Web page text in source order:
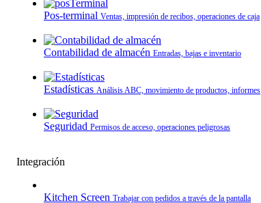
Pos-terminal Ventas, impresión de recibos, operaciones de caja
Contabilidad de almacén Entradas, bajas e inventario
Estadísticas Análisis ABC, movimiento de productos, informes
Seguridad Permisos de acceso, operaciones peligrosas
Integración
Kitchen Screen Trabajar con pedidos a través de la pantalla